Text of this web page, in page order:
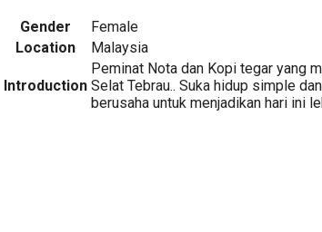
Gender
Female
Location
Malaysia
Introduction
Peminat Nota dan Kopi tegar yang
Selat Tebrau.. Suka hidup simple
berusaha untuk menjadikan hari ini